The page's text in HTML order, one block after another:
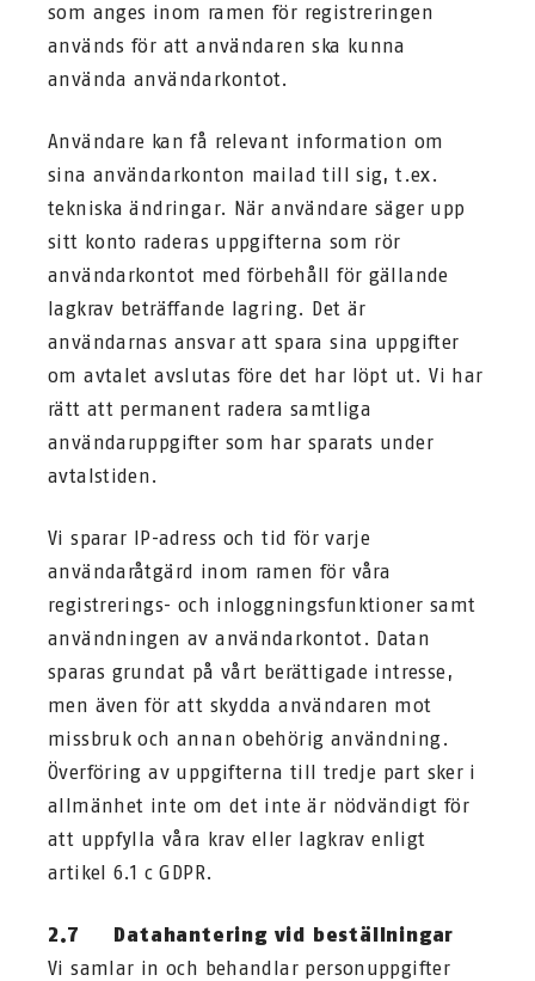
som anges inom ramen för registreringen
används för att användaren ska kunna
använda användarkontot.
Användare kan få relevant information om
sina användarkonton mailad till sig, t.ex.
tekniska ändringar. När användare säger upp
sitt konto raderas uppgifterna som rör
användarkontot med förbehåll för gällande
lagkrav beträffande lagring. Det är
användarnas ansvar att spara sina uppgifter
om avtalet avslutas före det har löpt ut. Vi har
rätt att permanent radera samtliga
användaruppgifter som har sparats under
avtalstiden.
Vi sparar IP-adress och tid för varje
användaråtgärd inom ramen för våra
registrerings- och inloggningsfunktioner samt
användningen av användarkontot. Datan
sparas grundat på vårt berättigade intresse,
men även för att skydda användaren mot
missbruk och annan obehörig användning.
Överföring av uppgifterna till tredje part sker i
allmänhet inte om det inte är nödvändigt för
att uppfylla våra krav eller lagkrav enligt
artikel 6.1 c GDPR.
2.7 Datahantering vid beställningar
Vi samlar in och behandlar personuppgifter